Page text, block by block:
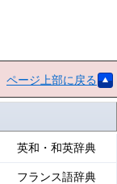
ページ上部に戻る
英和・和英辞典
フランス語辞典